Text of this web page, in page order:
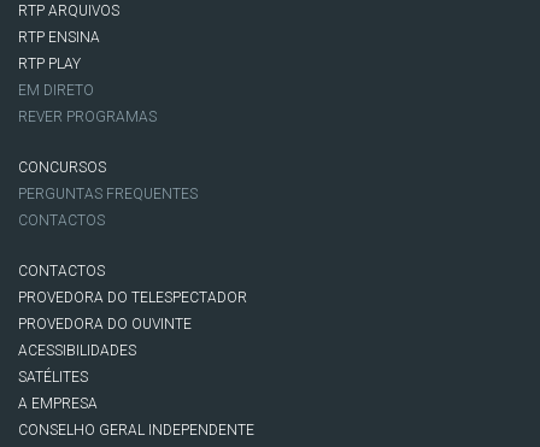
RTP ARQUIVOS
RTP ENSINA
RTP PLAY
EM DIRETO
REVER PROGRAMAS
CONCURSOS
PERGUNTAS FREQUENTES
CONTACTOS
CONTACTOS
PROVEDORA DO TELESPECTADOR
PROVEDORA DO OUVINTE
ACESSIBILIDADES
SATÉLITES
A EMPRESA
CONSELHO GERAL INDEPENDENTE